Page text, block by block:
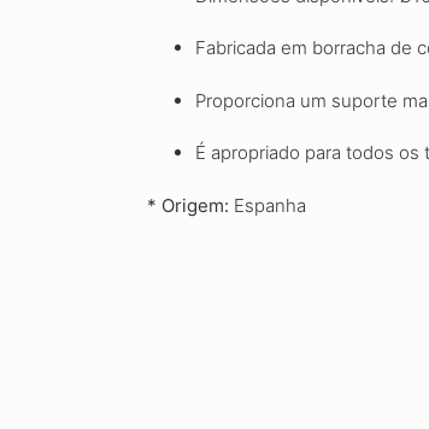
Fabricada em borracha de
Proporciona um suporte
É apropriado para todos
* Origem: Espanha